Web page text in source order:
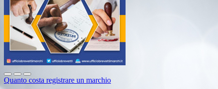
Quanto costa registrare un marchio